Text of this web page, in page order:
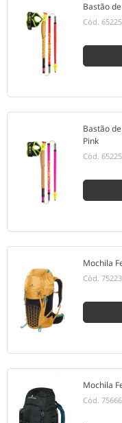
Bastão
Cód.
Bastão
Pink
Cód.
Mochila
Cód. 75223
Mochila
Cód.